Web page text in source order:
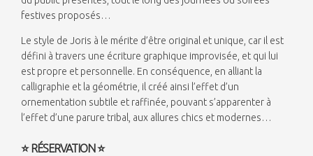
festives proposés…
Le style de Joris à le mérite d’être original et unique, car il est
défini à travers une écriture graphique improvisée, et qui lui
est propre et personnelle. En conséquence, en alliant la
calligraphie et la géométrie, il créé ainsi l’effet d’un
ornementation subtile et raffinée, pouvant s’apparenter à
l’effet d’une parure tribal, aux allures chics et modernes…
⭐ RÉSERVATION⭐